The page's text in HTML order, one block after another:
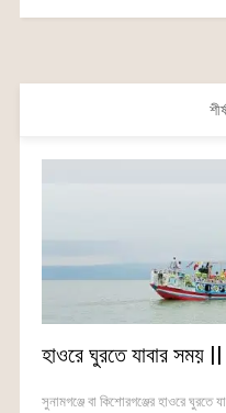
হাওরে ঘুরতে যাবার সময়
সুনামগঞ্জে বা কিশোরগঞ্জের হাওরে ঘুরতে